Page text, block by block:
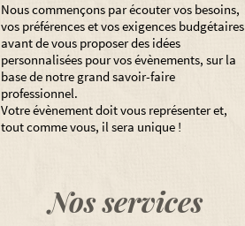
Nous commençons par écouter vos besoins,
vos préférences et vos exigences budgétaires
avant de vous proposer des idées
personnalisées pour vos évènements, sur la
base de notre grand savoir-faire
professionnel.
Votre évènement doit vous représenter et,
tout comme vous, il sera unique !
Nos services